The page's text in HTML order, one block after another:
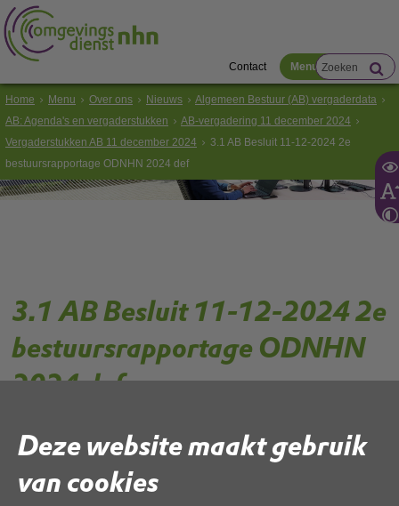
Deze website maakt gebruik
van cookies
Contact Menu
Home Menu Over ons Nieuws
Algemeen Bestuur (AB) vergaderdata
AB: Agenda's en vergaderstukken
AB-vergadering 11 december 2024
Vergaderstukken AB 11 december 2024
3.1 AB Besluit 11-12-2024 2e
bestuursrapportage ODNHN 2024 def
3.1 AB Besluit 11-12-2024 2e
bestuursrapportage ODNHN
2024 def
Gebruik de onderstaande link om het document te downloaden.
2024 def’,